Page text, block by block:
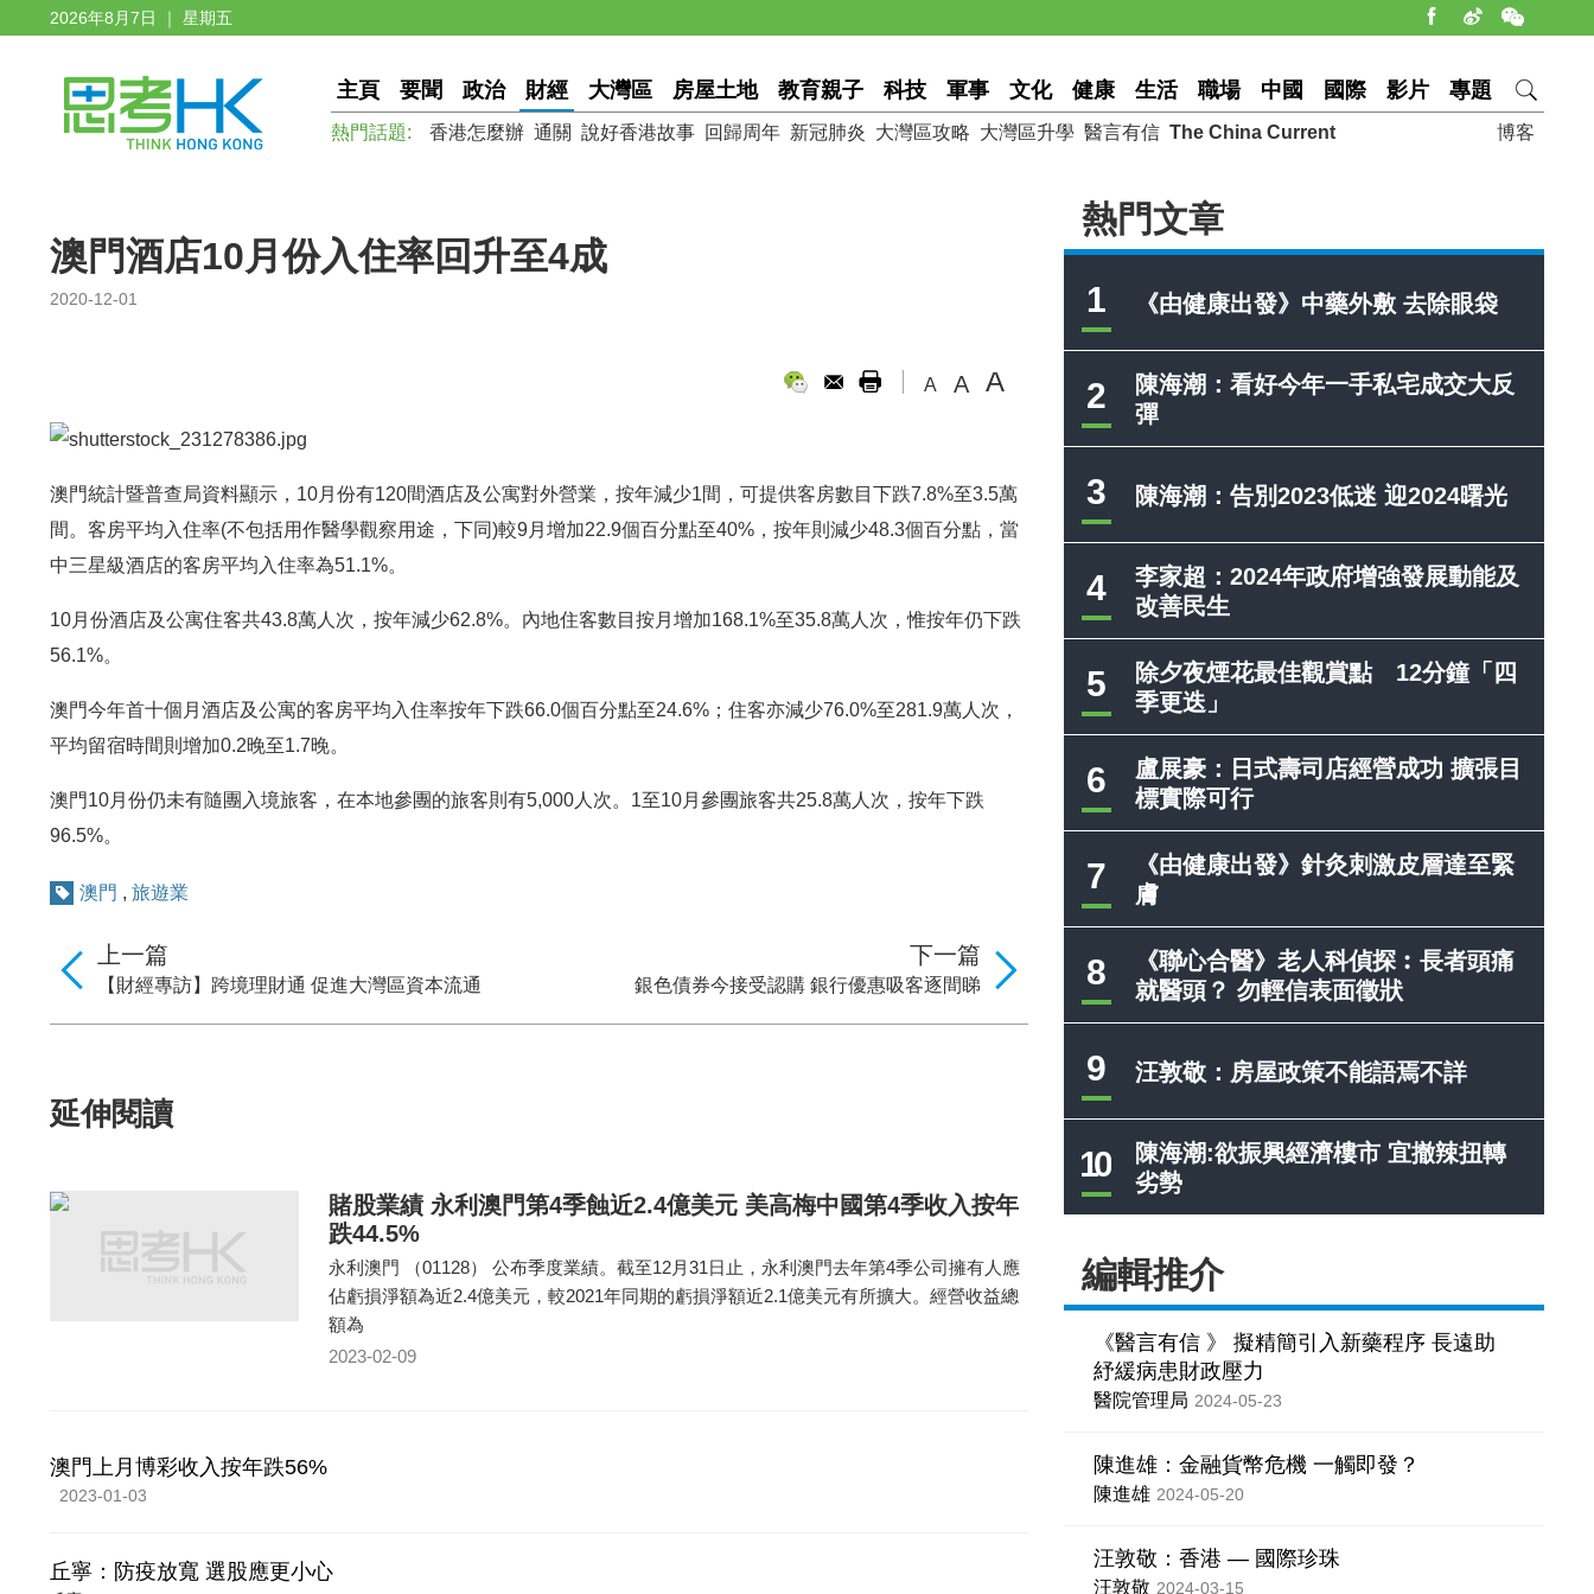
2026年8月7日 ｜ 星期五
主頁 要聞 政治 財經 大灣區 房屋土地 教育親子 科技 軍事 文化 健康 生活 職場 中國 國際 影片 專題
博客
熱門話題: 香港怎麼辦 通關 說好香港故事 回歸周年 新冠肺炎 大灣區攻略 大灣區升學 醫言有信 The China Current
熱門文章
1 《由健康出發》中藥外敷 去除眼袋
2
陳海潮：看好今年一手私宅成交大反
彈
3 陳海潮：告別2023低迷 迎2024曙光
4
李家超：2024年政府增強發展動能及
改善民生
5
除夕夜煙花最佳觀賞點 12分鐘「四
季更迭」
6
盧展豪：日式壽司店經營成功 擴張目
標實際可行
7
《由健康出發》針灸刺激皮層達至緊
膚
8
《聯心合醫》老人科偵探︰長者頭痛
就醫頭？ 勿輕信表面徵狀
9 汪敦敬：房屋政策不能語焉不詳
10
陳海潮:欲振興經濟樓市 宜撤辣扭轉
劣勢
編輯推介
《醫言有信 》 擬精簡引入新藥程序 長遠助
紓緩病患財政壓力
醫院管理局 2024-05-23
陳進雄：金融貨幣危機 一觸即發？
陳進雄 2024-05-20
汪敦敬：香港 — 國際珍珠
汪敦敬 2024-03-15
澳門酒店10月份入住率回升至4成
2020-12-01
A A A
澳門統計暨普查局資料顯示，10月份有120間酒店及公寓對外營業，按年減少1間，可提供客房數目下跌7.8%至3.5萬
間。客房平均入住率(不包括用作醫學觀察用途，下同)較9月增加22.9個百分點至40%，按年則減少48.3個百分點，當
中三星級酒店的客房平均入住率為51.1%。
10月份酒店及公寓住客共43.8萬人次，按年減少62.8%。內地住客數目按月增加168.1%至35.8萬人次，惟按年仍下跌
56.1%。
澳門今年首十個月酒店及公寓的客房平均入住率按年下跌66.0個百分點至24.6%；住客亦減少76.0%至281.9萬人次，
平均留宿時間則增加0.2晚至1.7晚。
澳門10月份仍未有隨團入境旅客，在本地參團的旅客則有5,000人次。1至10月參團旅客共25.8萬人次，按年下跌
96.5%。
澳門 , 旅遊業
下一篇
銀色債券今接受認購 銀行優惠吸客逐間睇
上一篇
【財經專訪】跨境理財通 促進大灣區資本流通
延伸閱讀
賭股業績 永利澳門第4季蝕近2.4億美元 美高梅中國第4季收入按年
跌44.5%
永利澳門 （01128） 公布季度業績。截至12月31日止，永利澳門去年第4季公司擁有人應
佔虧損淨額為近2.4億美元，較2021年同期的虧損淨額近2.1億美元有所擴大。經營收益總
額為
2023-02-09
澳門上月博彩收入按年跌56%
2023-01-03
丘寧：防疫放寬 選股應更小心